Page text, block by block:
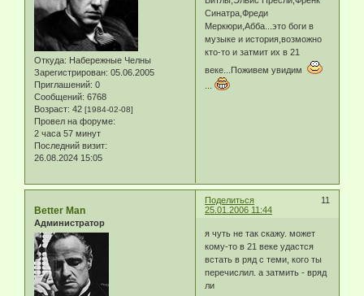
Откуда: Набережные Челны
Зарегистрирован: 05.06.2005
Приглашений: 0
Сообщений: 6768
Возраст: 42 [1984-02-08]
Провел на форуме:
2 часа 57 минут
Последний визит:
26.08.2024 15:05
Синатра,Фреди
Меркюри,Абба...это боги в
музыке и история,возможно
кто-то и затмит их в 21
веке...Поживем увидим
...
Поделиться
11
25.01.2006 11:44
Better Man
Администратор
я чуть не так скажу. может
кому-то в 21 веке удастся
встать в ряд с теми, кого ты
перечислил. а затмить - вряд
ли